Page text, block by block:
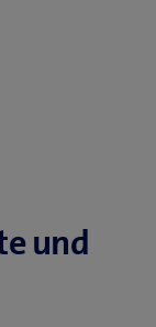
und